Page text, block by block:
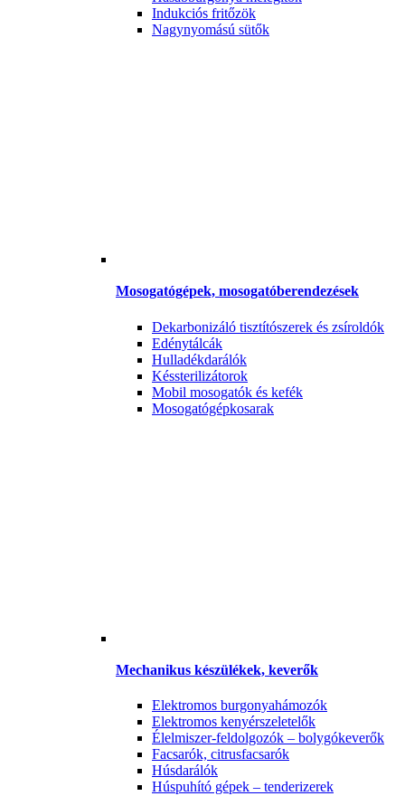
Indukciós fritőzök
Nagynyomású sütők
Mosogatógépek, mosogatóberendezések
Dekarbonizáló tisztítószerek és zsíroldók
Edénytálcák
Hulladékdarálók
Késsterilizátorok
Mobil mosogatók és kefék
Mosogatógépkosarak
Mechanikus készülékek, keverők
Elektromos burgonyahámozók
Elektromos kenyérszeletelők
Élelmiszer-feldolgozók – bolygókeverők
Facsarók, citrusfacsarók
Húsdarálók
Húspuhító gépek – tenderizerek